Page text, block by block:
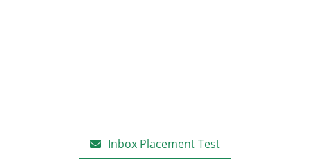
Inbox Placement Test